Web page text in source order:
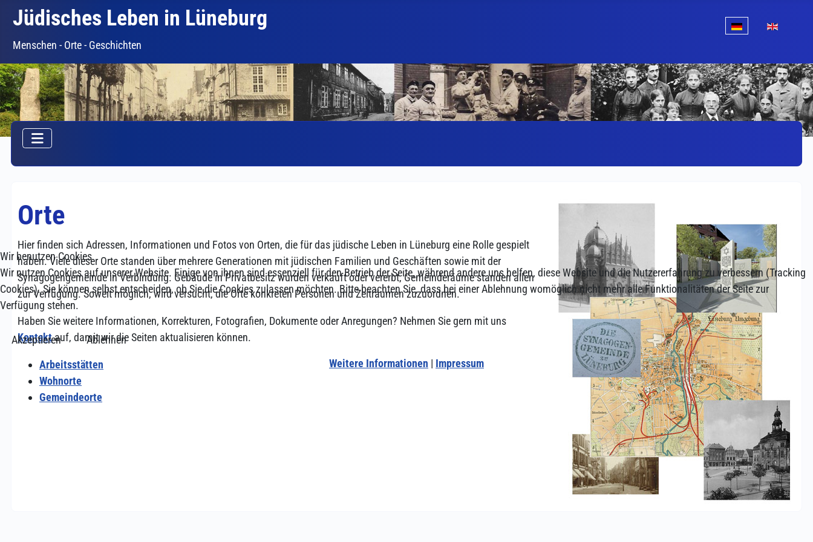
Jüdisches Leben in Lüneburg
Menschen - Orte - Geschichten
Orte
Hier finden sich Adressen, Informationen und Fotos von Orten, die für das jüdische Leben in Lüneburg eine Rolle gespielt
haben. Viele dieser Orte standen über mehrere Generationen mit jüdischen Familien und Geschäften sowie mit der
Synagogengemeinde in Verbindung. Gebäude in Privatbesitz wurden verkauft oder vererbt, Gemeinderäume standen allen
zur Verfügung. Soweit möglich, wird versucht, die Orte konkreten Personen und Zeiträumen zuzuordnen.
Haben Sie weitere Informationen, Korrekturen, Fotografien, Dokumente oder Anregungen? Nehmen Sie gern mit uns
Kontaktauf, damit wir die Seiten aktualisieren können.
Arbeitsstätten
Wohnorte
Gemeindeorte
Wir benutzen Cookies
Wir nutzen Cookies auf unserer Website. Einige von ihnen sind essenziell für den Betrieb der Seite, während andere uns helfen, diese Website und die Nutzererfahrung zu verbessern (Tracking
Cookies). Sie können selbst entscheiden, ob Sie die Cookies zulassen möchten. Bitte beachten Sie, dass bei einer Ablehnung womöglich nicht mehr alle Funktionalitäten der Seite zur
Verfügung stehen.
Akzeptieren
Ablehnen
Weitere Informationen | Impressum